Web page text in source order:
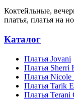
Коктейльные,
платья, платья на
Каталог
Платья Jovani
Платья Sherri
Платья Nicole
Платья Tarik
Платья Terani